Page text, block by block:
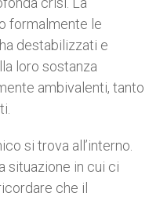
formalmente le
destabilizzati e
loro sostanza
ambivalenti, tanto
si trova all’interno.
situazione in cui ci
che il